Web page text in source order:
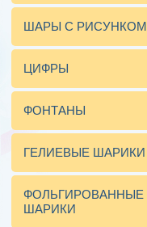
ШАРЫ С РИСУНКОМ
ЦИФРЫ
ФОНТАНЫ
ГЕЛИЕВЫЕ ШАРИКИ
ФОЛЬГИРОВАННЫЕ
ШАРИКИ